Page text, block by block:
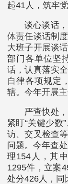
起41人，筑牢
谈心谈话
体责任谈话制
大班子开展谈
部门各单位坚
话，认真落实
自律各项规定
辖。今年开展
严查快处
紧盯“关键少数
访、交叉检查
问题。今年查
理154人，其
1295件，立案
处分426人，同